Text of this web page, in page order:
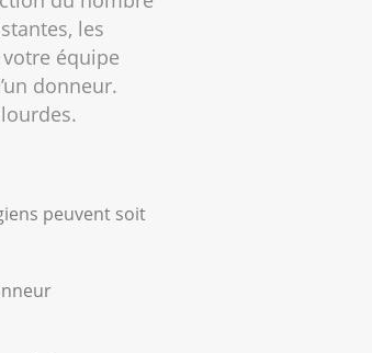
les
équipe
donneur.
peuvent soit